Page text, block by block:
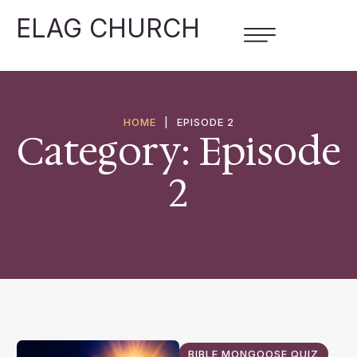
ELAG CHURCH
HOME EPISODE 2
Category: Episode
2
BIBLE MONGOOSE QUIZ